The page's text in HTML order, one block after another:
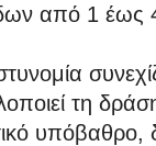
από 1 έως
τη
υπόβαθρο,